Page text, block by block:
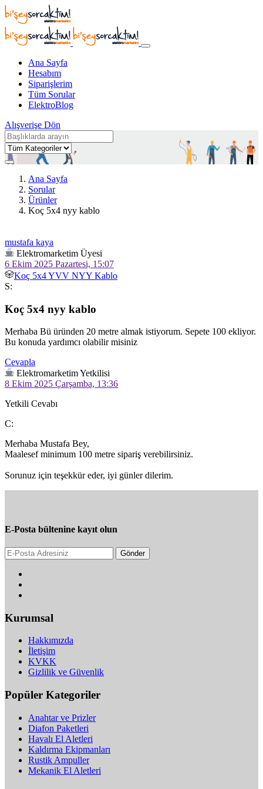
Ana Sayfa
Hesabım
Siparişlerim
Tüm Sorular
ElektroBlog
Alışverişe Dön
Ana Sayfa
Sorular
Ürünler
Koç 5x4 nyy kablo
mustafa kaya
Elektromarketim Üyesi
6 Ekim 2025 Pazartesi, 15:07
Koç 5x4 YVV NYY Kablo
S:
Koç 5x4 nyy kablo
Merhaba Bü üründen 20 metre almak istiyorum. Sepete 100 ekliyor.
Bu konuda yardımcı olabilir misiniz
Cevapla
Elektromarketim Yetkilisi
8 Ekim 2025 Çarşamba, 13:36
Yetkili Cevabı
C:
Merhaba Mustafa Bey,
Maalesef minimum 100 metre sipariş verebilirsiniz.
Sorunuz için teşekkür eder, iyi günler dilerim.
E-Posta bültenine kayıt olun
Gönder
Kurumsal
Hakkımızda
İletişim
KVKK
Gizlilik ve Güvenlik
Popüler Kategoriler
Anahtar ve Prizler
Diafon Paketleri
Havalı El Aletleri
Kaldırma Ekipmanları
Rustik Ampuller
Mekanik El Aletleri